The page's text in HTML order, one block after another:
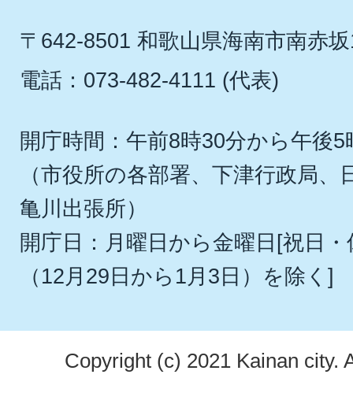
〒642-8501 和歌山県海南市南赤
電話：073-482-4111 (代表)
開庁時間：午前8時30分から午後5
（市役所の各部署、下津行政局
亀川出張所）
開庁日：月曜日から金曜日[祝日
（12月29日から1月3日）を除く]
Copyright (c) 2021 Kainan city.